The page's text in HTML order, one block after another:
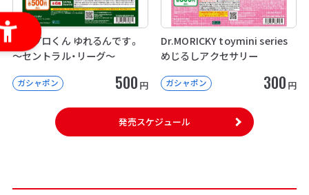
パワプロくん ゆれるんです。
～セントラル・リーグ～
ガシャポン 500 円
Dr.MORICKY toymini series
めじるしアクセサリー
ガシャポン 300 円
発売スケジュール